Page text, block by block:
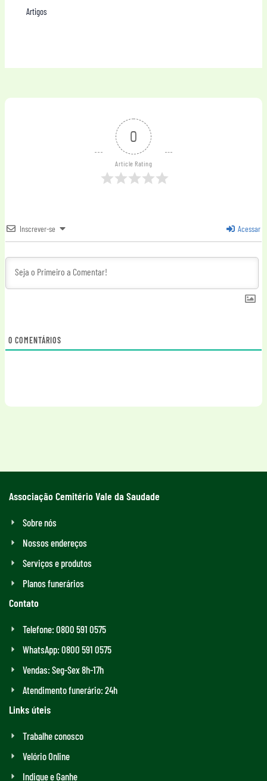
Artigos
0
Article Rating
Inscrever-se Acessar
0 COMENTÁRIOS
Associação Cemitério Vale da Saudade
Sobre nós
Nossos endereços
Serviços e produtos
Planos funerários
Contato
Telefone: 0800 591 0575
WhatsApp: 0800 591 0575
Vendas: Seg-Sex 8h-17h
Atendimento funerário: 24h
Links úteis
Trabalhe conosco
Velório Online
Indique e Ganhe